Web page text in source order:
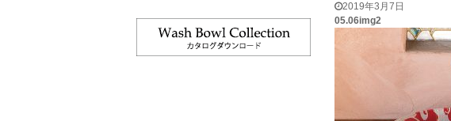
2019年3月7日
05.06img2